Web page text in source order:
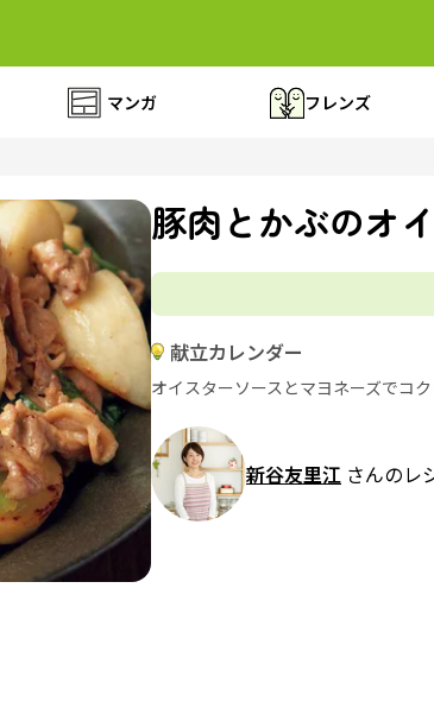
マンガ フレンズ
豚肉とかぶのオ
献立カレンダー
オイスターソースとマヨネーズでコ
新谷友里江 さんのレ